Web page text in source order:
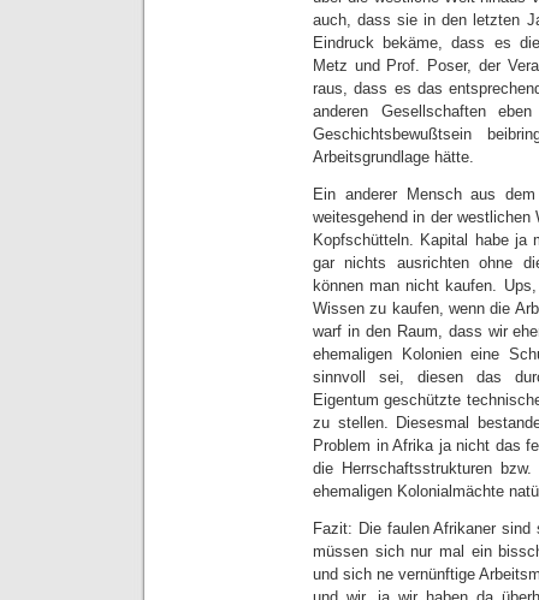
auch, dass sie in den letzten
Eindruck bekäme, dass es
Metz und Prof. Poser, der
raus, dass es das
anderen Gesellschaften
Geschichtsbewußtsein
Arbeitsgrundlage hätte.
Ein anderer Mensch aus
weitesgehend in der
Kopfschütteln. Kapital habe ja
gar nichts ausrichten ohne
können man nicht kaufen.
Wissen zu kaufen, wenn die
warf in den Raum, dass wir
ehemaligen Kolonien eine
sinnvoll sei, diesen das
Eigentum geschützte
zu stellen. Diesesmal
Problem in Afrika ja nicht das
die Herrschaftsstrukturen
ehemaligen Kolonialmächte
Fazit: Die faulen Afrikaner
müssen sich nur mal ein
und sich ne vernünftige